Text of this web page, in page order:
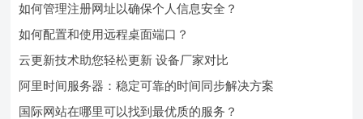
如何管理注册网址以确保个人信息安全？
如何配置和使用远程桌面端口？
云更新技术助您轻松更新 设备厂家对比
阿里时间服务器：稳定可靠的时间同步解决方案
国际网站在哪里可以找到最优质的服务？